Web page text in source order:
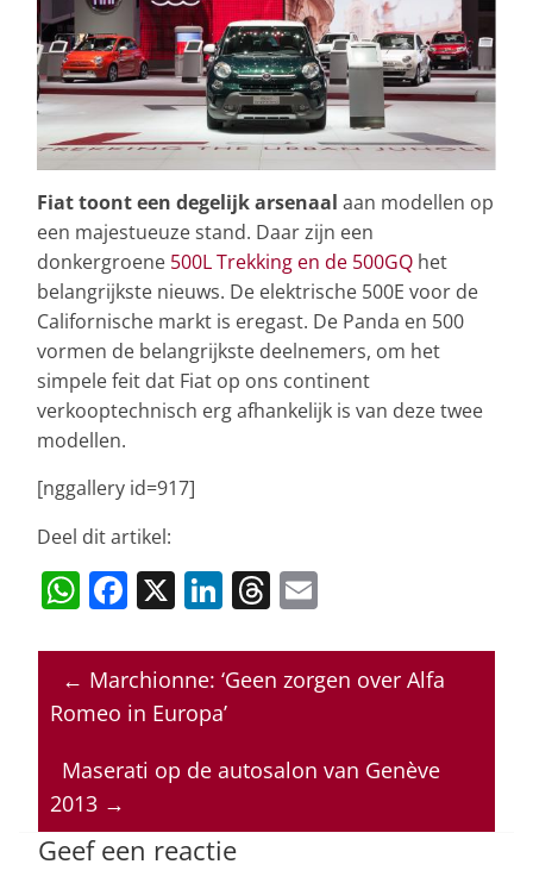
Fiat toont een degelijk arsenaal aan modellen op
een majestueuze stand. Daar zijn een
donkergroene 500L Trekking en de 500GQ het
belangrijkste nieuws. De elektrische 500E voor de
Californische markt is eregast. De Panda en 500
vormen de belangrijkste deelnemers, om het
simpele feit dat Fiat op ons continent
verkooptechnisch erg afhankelijk is van deze twee
modellen.
[nggallery id=917]
Deel dit artikel:
W
at
s
p
p
F
c
e
o
o
k
X Li
k
e
n
T
re
a
s
ai
l
← Marchionne: ‘Geen zorgen over Alfa
Romeo in Europa’
Maserati op de autosalon van Genève
2013 →
Geef een reactie